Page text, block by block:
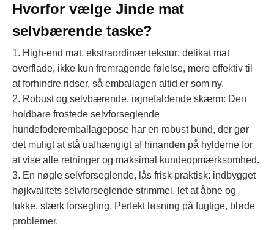
Hvorfor vælge Jinde mat
selvbærende taske?
1. High-end mat, ekstraordinær tekstur: delikat mat
overflade, ikke kun fremragende følelse, mere effektiv til
at forhindre ridser, så emballagen altid er som ny.
2. Robust og selvbærende, iøjnefaldende skærm: Den
holdbare frostede selvforseglende
hundefoderemballagepose har en robust bund, der gør
det muligt at stå uafhængigt af hinanden på hylderne for
at vise alle retninger og maksimal kundeopmærksomhed.
3. En nøgle selvforseglende, lås frisk praktisk: indbygget
højkvalitets selvforseglende strimmel, let at åbne og
lukke, stærk forsegling. Perfekt løsning på fugtige, bløde
problemer.